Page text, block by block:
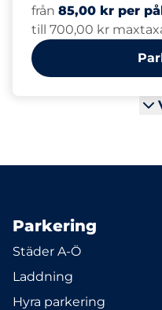
från 85,00 kr per
till 700,00 kr
Parkering
Städer A-Ö
Laddning
Hyra parkering